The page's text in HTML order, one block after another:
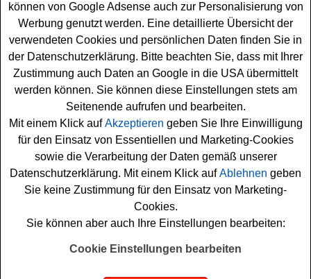
Wer gern eine hochwertige Skibrilleund einen Helm
gewinnen möchte, sollte bei diesem kostenlosen Alpin
Gewinnspiel mitmachen. Verlost wird ein Set, bestehend
aus einer Four Pro L HD Arc´teryx Edition Skibrille und
einem Revent GT AMID Skihelm. Mit etwas Glück
können Sie die coole Skibrille und denHelm gewinnen.
Falls Sie an dem Alpin Gewinnspiel gratis teilnehmen
möchten, müssen Sie nur kurz das Formular ausfüllen
und können sich damit Ihre Gewinnchance sichern.
Vielleicht haben Sie ja Glück?
Alpin verlost eine hochwertige Skibrille
können von Google Adsense auch zur Personalisierung von
Werbung genutzt werden. Eine detaillierte Übersicht der
verwendeten Cookies und persönlichen Daten finden Sie in
der Datenschutzerklärung. Bitte beachten Sie, dass mit Ihrer
Zustimmung auch Daten an Google in die USA übermittelt
werden können. Sie können diese Einstellungen stets am
Seitenende aufrufen und bearbeiten.
Mit einem Klick aufAkzeptieren geben Sie Ihre Einwilligung
für den Einsatz von Essentiellen und Marketing-Cookies
sowie die Verarbeitung der Daten gemäß unserer
Datenschutzerklärung. Mit einem Klick aufAblehnen geben
Sie keine Zustimmung für den Einsatz von Marketing-
Cookies.
Sie können aber auch Ihre Einstellungen bearbeiten:
Cookie Einstellungen bearbeiten